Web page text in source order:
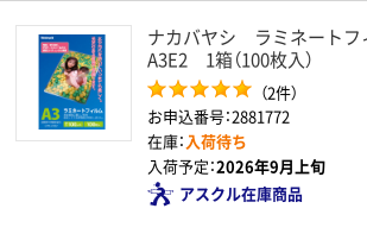
ナカバヤシ ラミネート
A3E2 1箱（100枚入）
（2件）
お申込番号：2881772
在庫：入荷待ち
入荷予定：2026年9月上旬
アスクル在庫商品